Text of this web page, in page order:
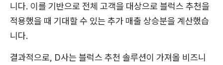
니다. 이를 기반으로 전체 고객을 대상으로 블럭스 추천을
적용했을 때 기대할 수 있는 추가 매출 상승분을 계산했습
니다.
결과적으로, D사는 블럭스 추천 솔루션이 가져올 비즈니